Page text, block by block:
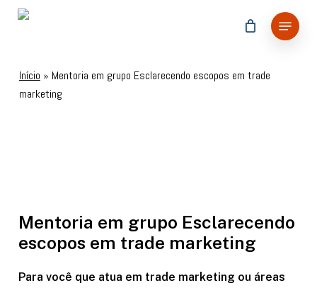
Menu
Início » Mentoria em grupo Esclarecendo escopos em trade
marketing
Mentoria em grupo Esclarecendo
escopos em trade marketing
Para você que atua em trade marketing ou áreas